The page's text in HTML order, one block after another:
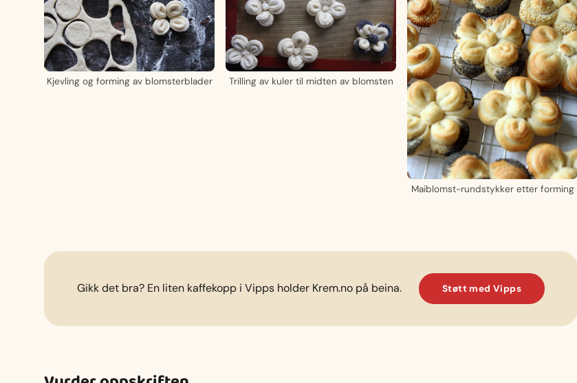
Kjevling og forming av blomsterblader Trilling av kuler til midten av blomsten
Maiblomst-rundstykker etter forming
Gikk det bra? En liten kaffekopp i Vipps holder Krem.no på beina. Støtt med Vipps